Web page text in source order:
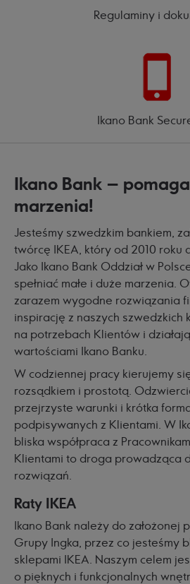
Regulaminy i
Ikano Bank
Ikano Bank –
marzenia!
Jesteśmy szwedzkim bankiem,
twórcę IKEA, który od 2010 roku
Jako Ikano Bank Oddział w
spełniać małe i duże marzenia.
zarazem wygodne rozwiązania
inspirację z naszych szwedzkich
na potrzebach Klientów i
wartościami Ikano Banku.
W codziennej pracy kierujemy
rozsądkiem i prostotą.
przejrzyste warunki i krótka
podpisywanych z Klientami. W
bliska współpraca z
Klientami to droga prowadząca
rozwiązań.
Raty IKEA
Ikano Bank należy do założonej
Grupy Ingka, przez co jesteśmy
sklepami IKEA. Naszym celem
o pięknych i funkcjonalnych